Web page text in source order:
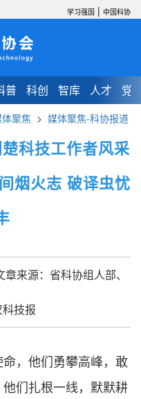
普 科创 智库 人才 党
学习强国 | 中国科协
聚焦 > 媒体聚焦-科协报道
科技工作者风采
烟火志 破译虫忧
章来源：省科协组人部、
技报
，他们勇攀高峰，敢
们扎根一线，默默耕